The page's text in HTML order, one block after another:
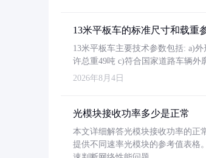
13米平板车的标准尺寸和载重
13米平板车主要技术参数包括: a)
许总重49吨 c)符合国家道路车辆外
2026年8月4日
光模块接收功率多少是正常
本文详细解答光模块接收功率的正
提供不同速率光模块的参考值表格